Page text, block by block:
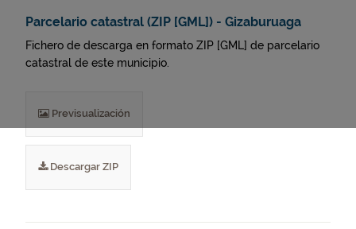
Parcelario catastral (ZIP [GML]) - Gizaburuaga
Fichero de descarga en formato ZIP [GML] de parcelario
catastral de este municipio.
Previsualización
Descargar ZIP